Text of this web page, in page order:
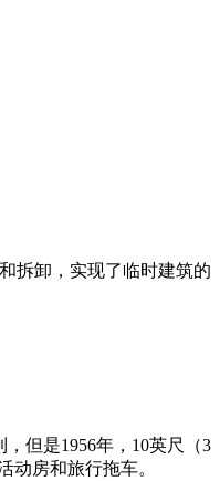
拆卸，实现了临时建筑的
但是1956年，10英尺（3
动房和旅行拖车。